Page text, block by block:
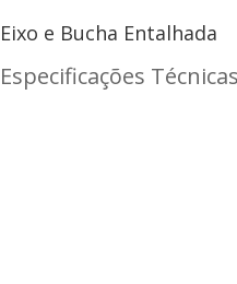
Eixo e Bucha Entalhada
Especificações Técnicas